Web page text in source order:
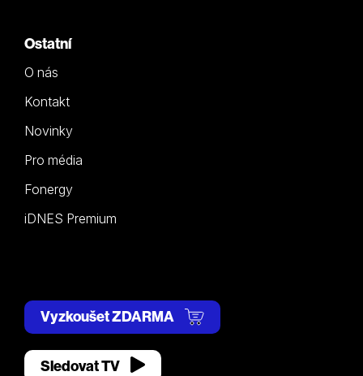
Ostatní
O nás
Kontakt
Novinky
Pro média
Fonergy
iDNES Premium
Vyzkoušet ZDARMA
Sledovat TV